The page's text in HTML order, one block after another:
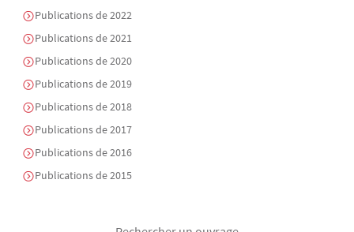
Publications de 2022
Publications de 2021
Publications de 2020
Publications de 2019
Publications de 2018
Publications de 2017
Publications de 2016
Publications de 2015